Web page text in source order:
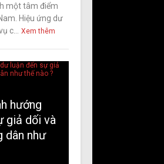
một tâm điểm
Hiệu ứng dư
c...
Xem thêm
hướng
giả dối và
dân như